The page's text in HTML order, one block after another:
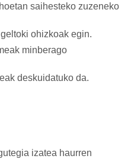
saihesteko zuzeneko
ohizkoak egin.
minberago
deskuidatuko da.
izatea haurren